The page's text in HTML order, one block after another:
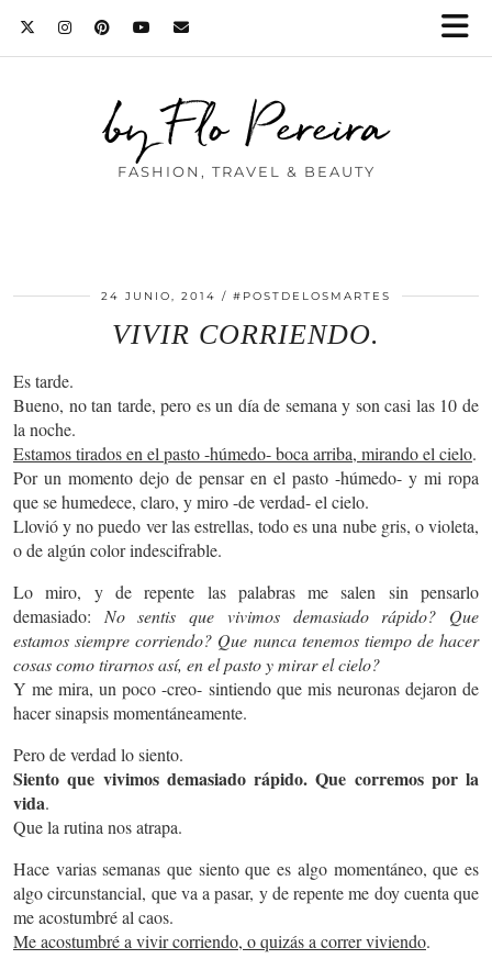
by Flo Pereira
FASHION, TRAVEL & BEAUTY
24 JUNIO, 2014 #POSTDELOSMARTES
VIVIR CORRIENDO.
Es tarde.
Bueno, no tan tarde, pero es un día de semana y son casi las 10 de
la noche.
Estamos tirados en el pasto -húmedo- boca arriba, mirando el cielo.
Por un momento dejo de pensar en el pasto -húmedo- y mi ropa
que se humedece, claro, y miro -de verdad- el cielo.
Llovió y no puedo ver las estrellas, todo es una nube gris, o violeta,
o de algún color indescifrable.
Lo miro, y de repente las palabras me salen sin pensarlo
demasiado: No sentis que vivimos demasiado rápido? Que
estamos siempre corriendo? Que nunca tenemos tiempo de hacer
cosas como tirarnos así, en el pasto y mirar el cielo?
Y me mira, un poco -creo- sintiendo que mis neuronas dejaron de
hacer sinapsis momentáneamente.
Pero de verdad lo siento.
Siento que vivimos demasiado rápido. Que corremos por la
vida.
Que la rutina nos atrapa.
Hace varias semanas que siento que es algo momentáneo, que es
algo circunstancial, que va a pasar, y de repente me doy cuenta que
me acostumbré al caos.
Me acostumbré a vivir corriendo, o quizás a correr viviendo.